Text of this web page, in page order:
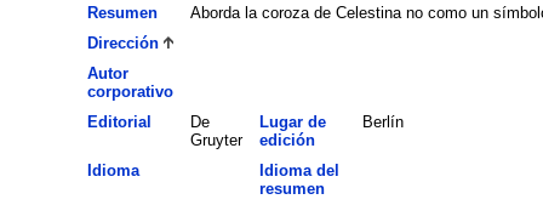
Resumen
Aborda la coroza de Celestina no como un
Dirección
Autor
corporativo
Editorial
De
Gruyter
Lugar de
edición
Berlín
Idioma
Idioma del
resumen